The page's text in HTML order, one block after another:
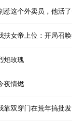
惹这个外卖员，他活
扶女帝上位：开局召
焰玫瑰
夜情燃
靠双穿门在荒年搞批发